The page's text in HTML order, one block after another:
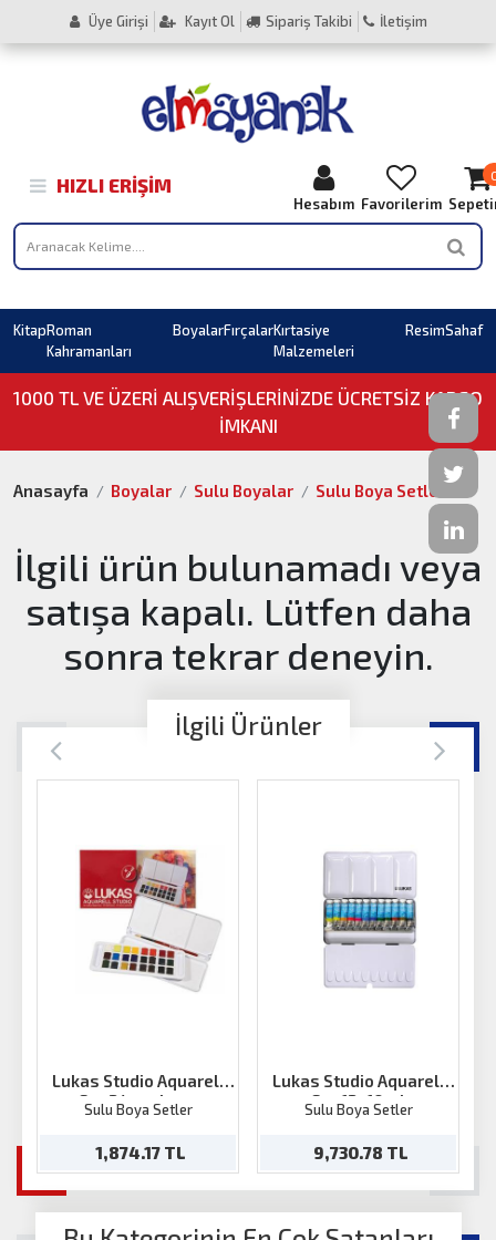
Üye Girişi Kayıt Ol Sipariş Takibi İletişim
HIZLI ERIŞIM
Hesabım Favorilerim
KitapRoman
Kahramanları
BoyalarFırçalarKırtasiye
Malzemeleri
ResimSahaf
1000 TL VE ÜZERI ALIŞVERIŞLERINIZDE ÜCRETSİZ KARGO
İMKANI
Anasayfa Boyalar Sulu Boyalar Sulu Boya Setler
İlgili ürün bulunamadı veya
satışa kapalı. Lütfen daha
sonra tekrar deneyin.
İlgili Ürünler
Lukas Studio Aquarell
Set 24 renk set
Sulu Boya Setler
1,874.17 TL
Lukas Studio Aquarell
Set 12x10ml
Sulu Boya Setler
9,730.78 TL